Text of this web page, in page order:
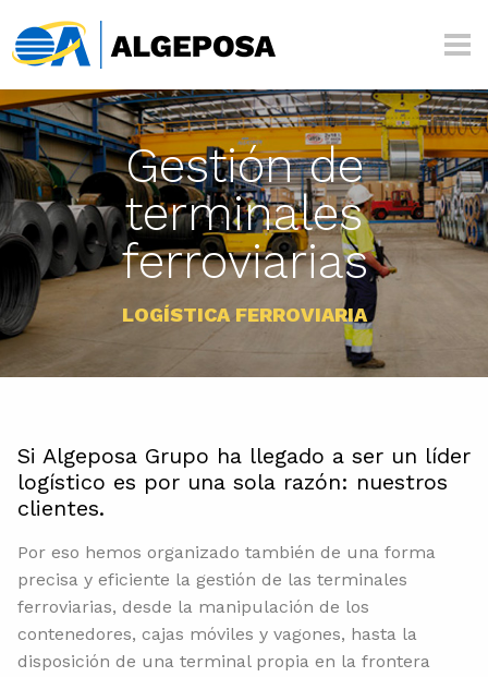
Algeposa
Gestión de
terminales
ferroviarias
LOGÍSTICA FERROVIARIA
Si Algeposa Grupo ha llegado a ser un líder
logístico es por una sola razón: nuestros
clientes.
Por eso hemos organizado también de una forma
precisa y eficiente la gestión de las terminales
ferroviarias, desde la manipulación de los
contenedores, cajas móviles y vagones, hasta la
disposición de una terminal propia en la frontera